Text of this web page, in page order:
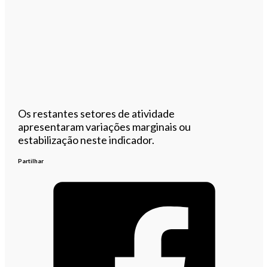
Os restantes setores de atividade
apresentaram variações marginais ou
estabilização neste indicador.
Partilhar